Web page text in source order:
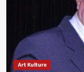
Art Kulture